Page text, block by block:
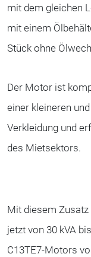
mit dem gleichen
mit einem
Stück ohne
Der Motor ist
einer kleineren
Verkleidung und
des Mietsektors.
Mit diesem
jetzt von 30 kVA
C13TE7-Motors